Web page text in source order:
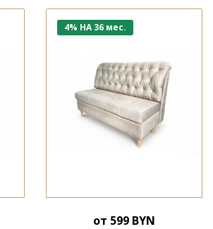
4% НА 36 мес.
от 599 BYN